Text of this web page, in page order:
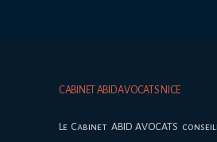
CABINET ABID AVOCATS NICE
Le Cabinet ABID AVOCATS